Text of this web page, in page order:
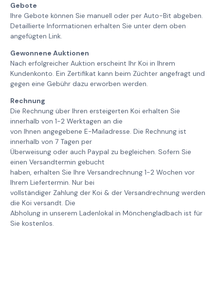
Gebote
Ihre Gebote können Sie manuell oder per Auto-Bit abgeben.
Detaillierte Informationen erhalten Sie unter dem oben
angefügten Link.
Gewonnene Auktionen
Nach erfolgreicher Auktion erscheint Ihr Koi in Ihrem
Kundenkonto. Ein Zertifikat kann beim Züchter angefragt und
gegen eine Gebühr dazu erworben werden.
Rechnung
Die Rechnung über Ihren ersteigerten Koi erhalten Sie
innerhalb von 1-2 Werktagen an die
von Ihnen angegebene E-Mailadresse. Die Rechnung ist
innerhalb von 7 Tagen per
Überweisung oder auch Paypal zu begleichen. Sofern Sie
einen Versandtermin gebucht
haben, erhalten Sie Ihre Versandrechnung 1-2 Wochen vor
Ihrem Liefertermin. Nur bei
vollständiger Zahlung der Koi & der Versandrechnung werden
die Koi versandt. Die
Abholung in unserem Ladenlokal in Mönchengladbach ist für
Sie kostenlos.